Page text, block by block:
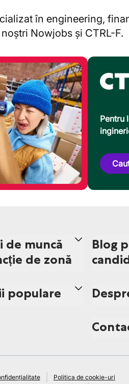
în engineering,
Nowjobs și CTRL-F.
Pentru
de muncă
de zonă
populare
Blog
Politica de cookie-uri